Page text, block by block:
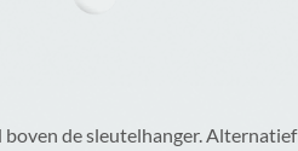
de sleutelhanger.